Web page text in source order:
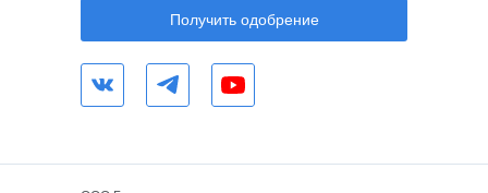
Получить одобрение